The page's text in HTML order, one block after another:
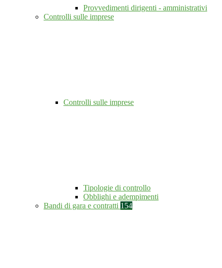
Provvedimenti dirigenti - amministrativi
Controlli sulle imprese
Controlli sulle imprese
Tipologie di controllo
Obblighi e adempimenti
Bandi di gara e contratti 154